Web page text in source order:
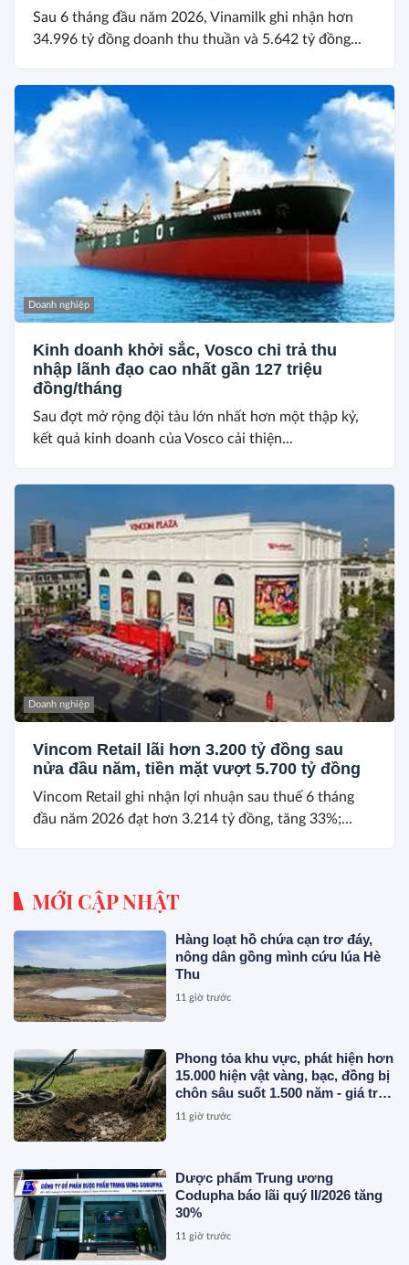
Sau 6 tháng đầu năm 2026, Vinamilk ghi nhận hơn
34.996 tỷ đồng doanh thu thuần và 5.642 tỷ đồng...
Doanh nghiệp
Kinh doanh khởi sắc, Vosco chi trả thu
nhập lãnh đạo cao nhất gần 127 triệu
đồng/tháng
Sau đợt mở rộng đội tàu lớn nhất hơn một thập kỷ,
kết quả kinh doanh của Vosco cải thiện...
Doanh nghiệp
Vincom Retail lãi hơn 3.200 tỷ đồng sau
nửa đầu năm, tiền mặt vượt 5.700 tỷ đồng
Vincom Retail ghi nhận lợi nhuận sau thuế 6 tháng
đầu năm 2026 đạt hơn 3.214 tỷ đồng, tăng 33%;...
MỚI CẬP NHẬT
Hàng loạt hồ chứa cạn trơ đáy,
nông dân gồng mình cứu lúa Hè
Thu
11 giờ trước
Phong tỏa khu vực, phát hiện hơn
15.000 hiện vật vàng, bạc, đồng bị
chôn sâu suốt 1.500 năm - giá trị
tương đương 63 tỷ đồng
11 giờ trước
Dược phẩm Trung ương
Codupha báo lãi quý II/2026 tăng
30%
11 giờ trước